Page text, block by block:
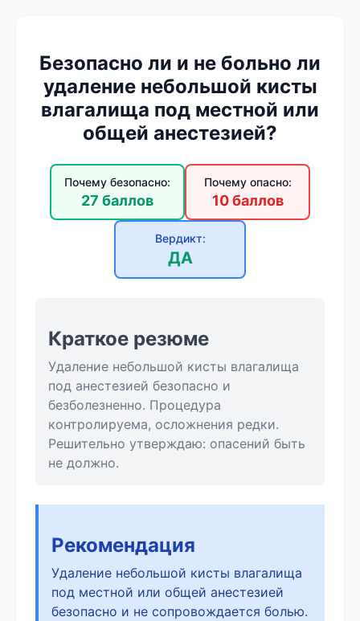
Безопасно ли и не больно ли
удаление небольшой кисты
влагалища под местной или
общей анестезией?
Почему безопасно:
27 баллов
Почему опасно:
10 баллов
Вердикт:
ДА
Краткое резюме
Удаление небольшой кисты влагалища
под анестезией безопасно и
безболезненно. Процедура
контролируема, осложнения редки.
Решительно утверждаю: опасений быть
не должно.
Рекомендация
Удаление небольшой кисты влагалища
под местной или общей анестезией
безопасно и не сопровождается болью.